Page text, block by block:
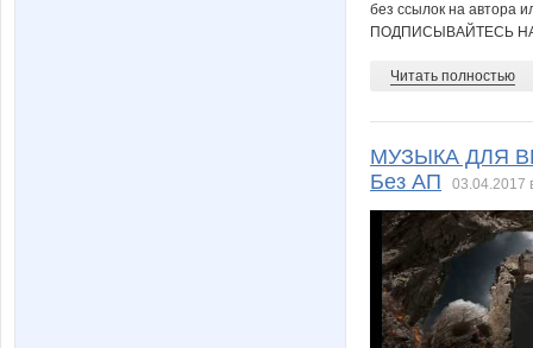
без ссылок на автора
ПОДПИСЫВАЙТЕСЬ
Читать полностью
МУЗЫКА ДЛЯ
Без АП
03.04.2017